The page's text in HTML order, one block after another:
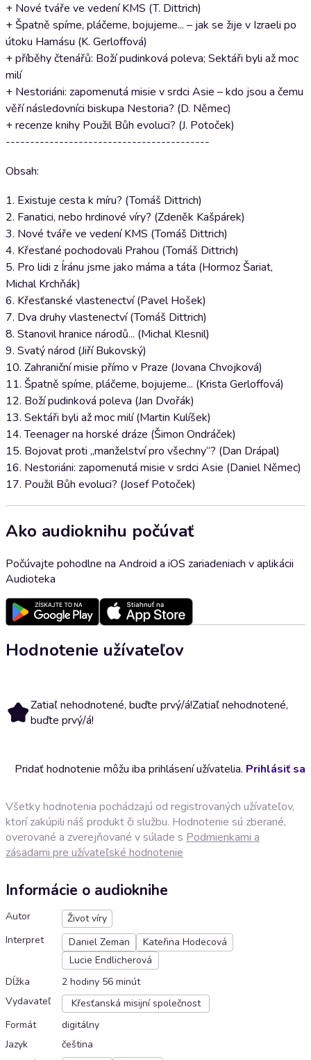
+ Nové tváře ve vedení KMS (T. Dittrich)
+ Špatně spíme, pláčeme, bojujeme... – jak se žije v Izraeli po
útoku Hamásu (K. Gerloffová)
+ příběhy čtenářů: Boží pudinková poleva; Sektáři byli až moc
milí
+ Nestoriáni: zapomenutá misie v srdci Asie – kdo jsou a čemu
věří následovníci biskupa Nestoria? (D. Němec)
+ recenze knihy Použil Bůh evoluci? (J. Potoček)
------------------------------------------
Obsah:
1. Existuje cesta k míru? (Tomáš Dittrich)
2. Fanatici, nebo hrdinové víry? (Zdeněk Kašpárek)
3. Nové tváře ve vedení KMS (Tomáš Dittrich)
4. Křesťané pochodovali Prahou (Tomáš Dittrich)
5. Pro lidi z Íránu jsme jako máma a táta (Hormoz Šariat,
Michal Krchňák)
6. Křesťanské vlastenectví (Pavel Hošek)
7. Dva druhy vlastenectví (Tomáš Dittrich)
8. Stanovil hranice národů... (Michal Klesnil)
9. Svatý národ (Jiří Bukovský)
10. Zahraniční misie přímo v Praze (Jovana Chvojková)
11. Špatně spíme, pláčeme, bojujeme... (Krista Gerloffová)
12. Boží pudinková poleva (Jan Dvořák)
13. Sektáři byli až moc milí (Martin Kulíšek)
14. Teenager na horské dráze (Šimon Ondráček)
15. Bojovat proti „manželství pro všechny“? (Dan Drápal)
16. Nestoriáni: zapomenutá misie v srdci Asie (Daniel Němec)
17. Použil Bůh evoluci? (Josef Potoček)
Ako audioknihu počúvať
Počúvajte pohodlne na Android a iOS zariadeniach v aplikácii
Audioteka
Hodnotenie užívateľov
Zatiaľ nehodnotené, buďte prvý/á!Zatiaľ nehodnotené,
buďte prvý/á!
Pridať hodnotenie môžu iba prihlásení užívatelia. Prihlásiť sa
Všetky hodnotenia pochádzajú od registrovaných užívateľov,
ktorí zakúpili náš produkt či službu. Hodnotenie sú zberané,
overované a zverejňované v súlade s Podmienkami a
zásadami pre užívateľské hodnotenie
Informácie o audioknihe
Autor
Život víry
Interpret
Daniel Zeman
Kateřina Hodecová
Lucie Endlicherová
Dĺžka
2 hodiny 56 minút
Vydavateľ
Křesťanská misijní společnost
Formát
digitálny
Jazyk
čeština